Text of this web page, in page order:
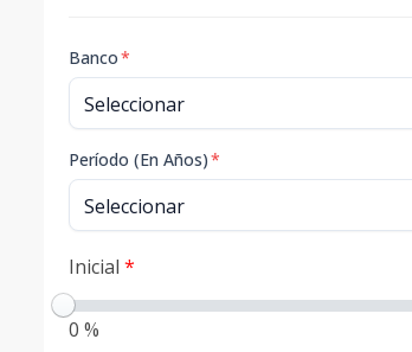
Banco*
Período (En Años)*
Inicial *
0 %